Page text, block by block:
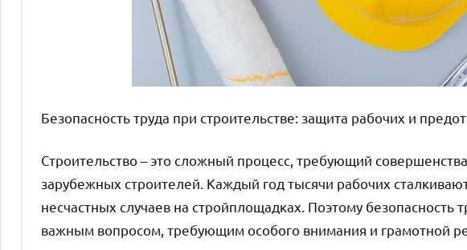
Безопасность труда при строительстве: защита рабочих и
Строительство – это сложный процесс, требующий
зарубежных строителей. Каждый год тысячи рабочих
несчастных случаев на стройплощадках. Поэтому безопасность
важным вопросом, требующим особого внимания и грамотной